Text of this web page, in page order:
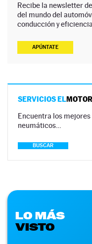
Recibe la newsletter
del mundo del
conducción y eficiencia.
APÚNTATE
SERVICIOS ELMOTOR
Encuentra los
neumáticos…
BUSCAR
LO MÁS
VISTO